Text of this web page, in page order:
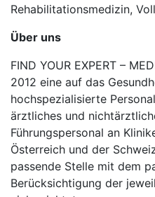
Rehabilitationsmedizin,
Über uns
FIND YOUR EXPERT –
2012 eine auf das
hochspezialisierte
ärztliches und
Führungspersonal an
Österreich und der
passende Stelle mit dem
Berücksichtigung der